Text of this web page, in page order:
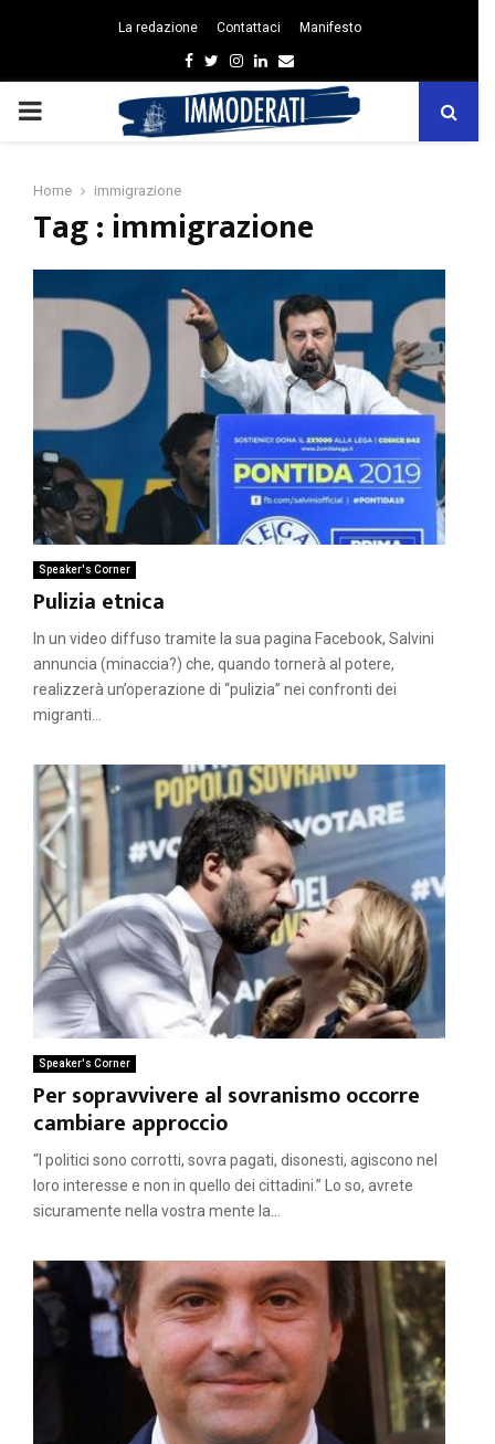
La redazione Contattaci Manifesto
Facebook
Twitter
Instagram
Linkedin
Email
PRIMARY
Home immigrazione
Tag : immigrazione
Speaker's Corner
Pulizia etnica
In un video diffuso tramite la sua pagina Facebook, Salvini
annuncia (minaccia?) che, quando tornerà al potere,
realizzerà un’operazione di “pulizia” nei confronti dei
migranti...
Speaker's Corner
Per sopravvivere al sovranismo occorre
cambiare approccio
“I politici sono corrotti, sovra pagati, disonesti, agiscono nel
loro interesse e non in quello dei cittadini.” Lo so, avrete
sicuramente nella vostra mente la...